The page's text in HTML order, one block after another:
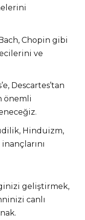
Chopin gibi
ve
Descartes’tan
önemli
Hinduizm,
geliştirmek,
canlı